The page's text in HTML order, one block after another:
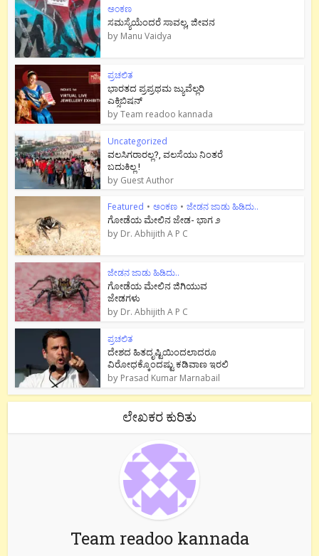
ಅಂಕಣ
ಸಮಸ್ಯೆಯೆಂದರೆ ಸಾವಲ್ಲ, ಜೀವನ
by Manu Vaidya
ಪ್ರಚಲಿತ
ಭಾರತದ ಪ್ರಪ್ರಥಮ ಜ್ಯುವೆಲ್ಲರಿ
ಎಕ್ಸಿಬಿಷನ್
byTeam readoo kannada
Uncategorized
ವಲಸಿಗರಾರಲ್ಲ?, ವಲಸೆಯು ನಿಂತರೆ
ಬದುಕಿಲ್ಲ !
by Guest Author
Featured • ಅಂಕಣ • ಜೇಡನ ಜಾಡು ಹಿಡಿದು..
ಗೋಡೆಯ ಮೇಲಿನ ಜೇಡ- ಭಾಗ ೨
by Dr. Abhijith A P C
ಜೇಡನ ಜಾಡು ಹಿಡಿದು..
ಗೋಡೆಯ ಮೇಲಿನ ಜಿಗಿಯುವ
ಜೇಡಗಳು
by Dr. Abhijith A P C
ಪ್ರಚಲಿತ
ದೇಶದ ಹಿತದೃಷ್ಟಿಯಿಂದಲಾದರೂ
ವಿರೋಧಕ್ಕೊಂದಷ್ಟು ಕಡಿವಾಣ ಇರಲಿ
by Prasad Kumar Marnabail
ಲೇಖಕರ ಕುರಿತು
Team readoo kannada